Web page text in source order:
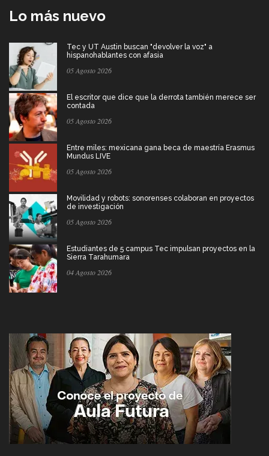
Lo más nuevo
Tec y UT Austin buscan "devolver la voz" a
hispanohablantes con afasia
05 Agosto 2026
El escritor que dice que la derrota también merece ser
contada
05 Agosto 2026
Entre miles: mexicana gana beca de maestría Erasmus
Mundus LIVE
05 Agosto 2026
Movilidad y robots: sonorenses colaboran en proyectos
de investigación
05 Agosto 2026
Estudiantes de 5 campus Tec impulsan proyectos en la
Sierra Tarahumara
04 Agosto 2026